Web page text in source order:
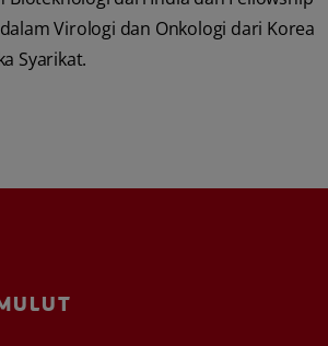
Virologi dan Onkologi dari Korea
Syarikat.